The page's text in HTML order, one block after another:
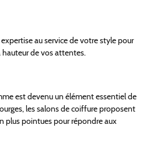
au service de votre style pour
de vos attentes.
est devenu un élément essentiel de
les salons de coiffure proposent
plus pointues pour répondre aux